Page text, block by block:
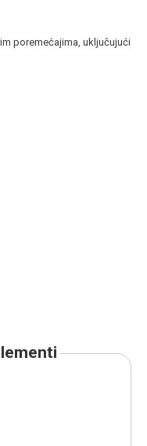
poremećajima, uključujući